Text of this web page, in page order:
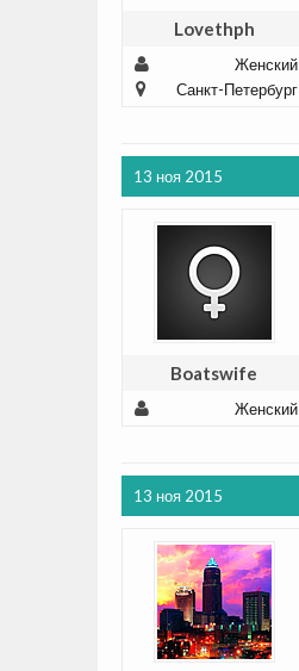
Lovethph
Женский
Санкт-Петербург
13 ноя 2015
Boatswife
Женский
13 ноя 2015